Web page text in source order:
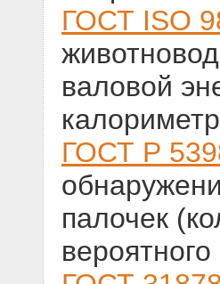
ГОСТ ISO
валовой
ГОСТ Р
палочек